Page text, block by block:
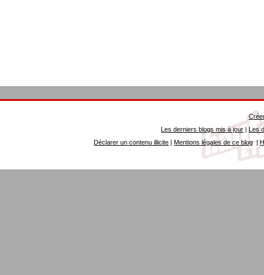
Les derniers blogs mis à jour |Les
Déclarer un contenu illicite |Mentions légales de ce blog|